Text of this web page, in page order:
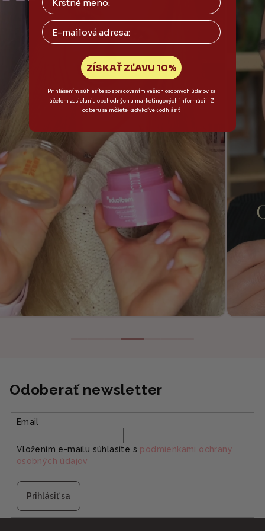
Odoberať newsletter
Email
Vložením e-mailu súhlasíte s podmienkami ochrany
osobných údajov
Prihlásiť sa
Email
ZÍSKAŤ ZĽAVU 10%
Prihlásením súhlasíte so spracovaním vašich osobných údajov za
účelom zasielania obchodných a marketingových informácií. Z
odberu sa môžete kedykoľvek odhlásiť